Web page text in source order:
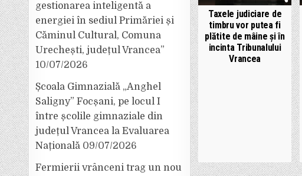
Taxele judiciare de
timbru vor putea fi
plătite de mâine și în
incinta Tribunalului
Vrancea
gestionarea inteligentă a
energiei în sediul Primăriei și
Căminul Cultural, Comuna
Urechești, județul Vrancea”
10/07/2026
Școala Gimnazială „Anghel
Saligny” Focșani, pe locul I
între școlile gimnaziale din
județul Vrancea la Evaluarea
Națională 09/07/2026
Fermierii vrânceni trag un nou